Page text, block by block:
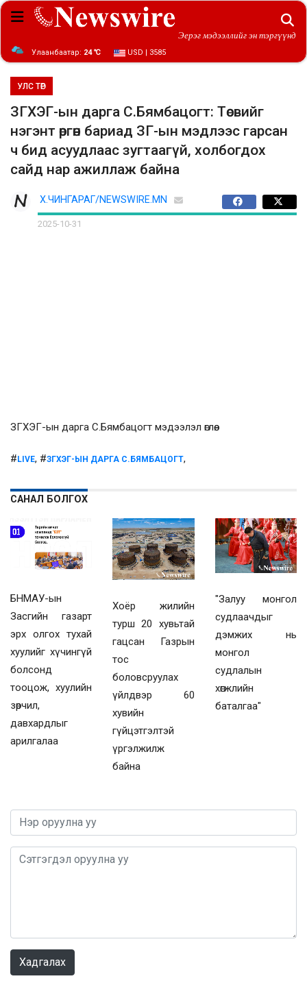
Эерэг мэдээллийг эн тэргүүнд
Улаанбаатар: 24 ℃ USD | 3585
УЛС ТӨР
ЗГХЭГ-ын дарга С.Бямбацогт: Төсвийг
нэгэнт өргөн бариад ЗГ-ын мэдлээс гарсан
ч бид асуудлаас зугтаагүй, холбогдох
сайд нар ажиллаж байна
Х.ЧИНГАРАГ/NEWSWIRE.MN
2025-10-31
ЗГХЭГ-ын дарга С.Бямбацогт мэдээлэл өглөө.
# LIVE, #ЗГХЭГ-ЫН ДАРГА С.БЯМБАЦОГТ,
САНАЛ БОЛГОХ
БНМАУ-ын
Засгийн газарт
эрх олгох тухай
хуулийг хүчингүй
болсонд
тооцож, хуулийн
зөрчил,
давхардлыг
арилгалаа
Хоёр жилийн
турш 20 хувьтай
гацсан Газрын
тос
боловсруулах
үйлдвэр 60
хувийн
гүйцэтгэлтэй
үргэлжилж
байна
"Залуу монгол
судлаачдыг
дэмжих нь
монгол
судлалын
хөгжлийн
баталгаа"
Хадгалах